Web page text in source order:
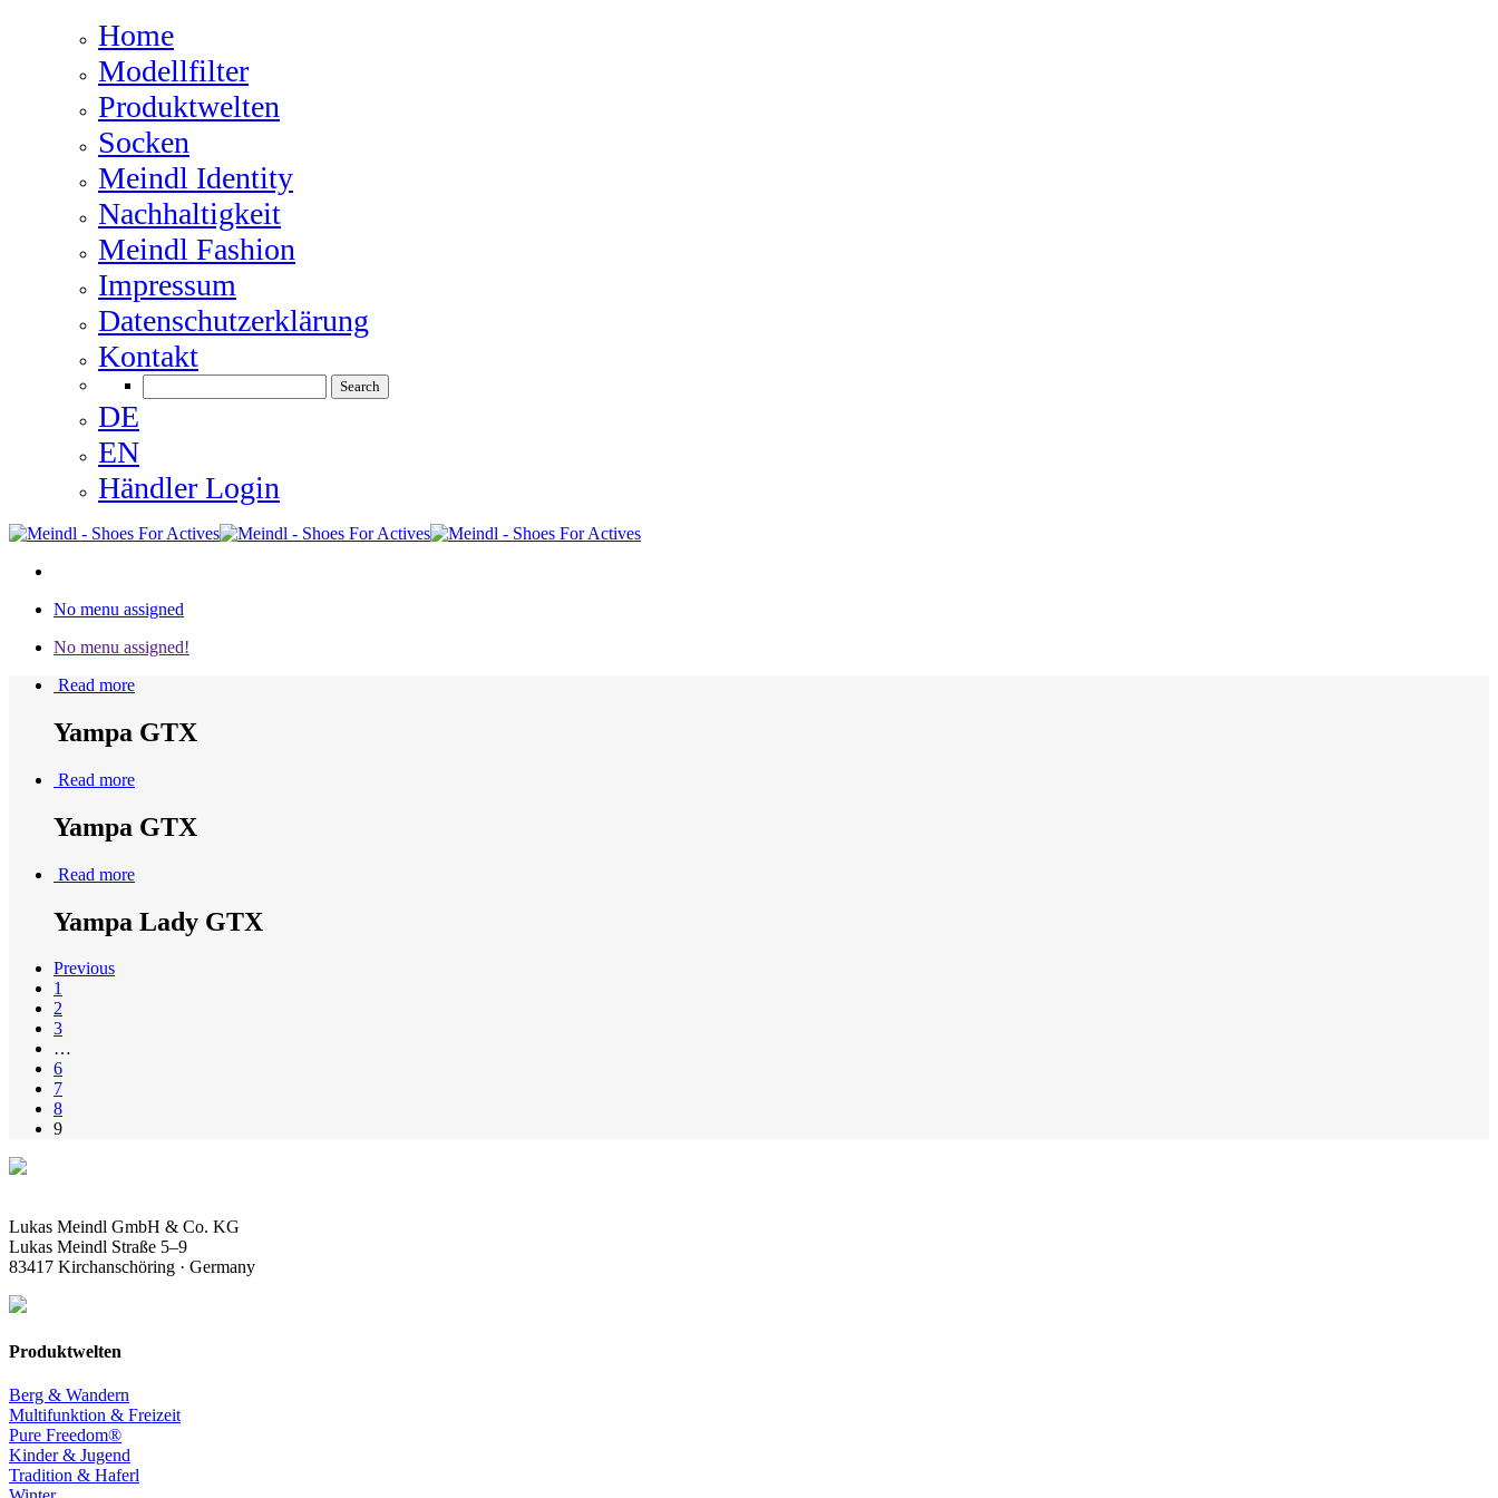
Home
Modellfilter
Produktwelten
Socken
Meindl Identity
Nachhaltigkeit
Meindl Fashion
Impressum
Datenschutzerklärung
Kontakt
DE
EN
Händler Login
No menu assigned
No menu assigned!
Read more
Yampa GTX
Read more
Yampa GTX
Read more
Yampa Lady GTX
Previous
1
2
3
…
6
7
8
9
Lukas Meindl GmbH & Co. KG
Lukas Meindl Straße 5–9
83417 Kirchanschöring · Germany
Produktwelten
Berg & Wandern
Multifunktion & Freizeit
Pure Freedom®
Kinder & Jugend
Tradition & Haferl